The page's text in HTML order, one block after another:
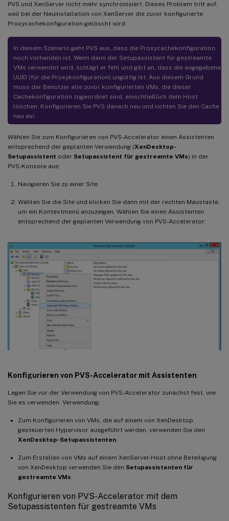
PVS und XenServer nicht mehr synchronisiert. Dieses Problem tritt auf,
weil bei der Neuinstallation von XenServer die zuvor konfigurierte
Proxycachekonfiguration gelöscht wird.
In diesem Szenario geht PVS aus, dass die Proxycachekonfiguration
noch vorhanden ist. Wenn dann der Setupassistent für gestreamte
VMs verwendet wird, schlägt er fehl und gibt an, dass die angegebene
UUID (für die Proxykonfiguration) ungültig ist. Aus diesem Grund
muss der Benutzer alle zuvor konfigurierten VMs, die dieser
Cachekonfiguration zugeordnet sind, einschließlich dem Host
löschen. Konfigurieren Sie PVS danach neu und richten Sie den Cache
neu ein.
Wählen Sie zum Konfigurieren von PVS-Accelerator einen Assistenten
entsprechend der geplanten Verwendung (XenDesktop-
Setupassistent oder Setupassistent für gestreamte VMs) in der
PVS-Konsole aus:
Navigieren Sie zu einer Site.
Wählen Sie die Site und klicken Sie dann mit der rechten Maustaste,
um ein Kontextmenü anzuzeigen. Wählen Sie einen Assistenten
entsprechend der geplanten Verwendung von PVS-Accelerator:
Konfigurieren von PVS-Accelerator mit Assistenten
Legen Sie vor der Verwendung von PVS-Accelerator zunächst fest, wie
Sie es verwenden. Verwendung:
Zum Konfigurieren von VMs, die auf einem von XenDesktop
gesteuerten Hypervisor ausgeführt werden, verwenden Sie den
XenDesktop-Setupassistenten.
Zum Erstellen von VMs auf einem XenServer-Host ohne Beteiligung
von XenDesktop verwenden Sie den Setupassistenten für
gestreamte VMs.
Konfigurieren von PVS-Accelerator mit dem
Setupassistenten für gestreamte VMs